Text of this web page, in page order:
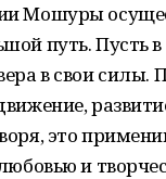
Мошуры
путь. Пусть
в свои силы.
это
и